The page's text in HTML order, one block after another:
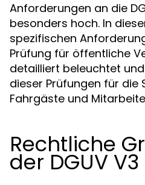
Anforderungen an die
besonders hoch. In
spezifischen
Prüfung für öffentliche
detailliert beleuchtet
dieser Prüfungen für die
Fahrgäste und
Rechtliche
der DGUV